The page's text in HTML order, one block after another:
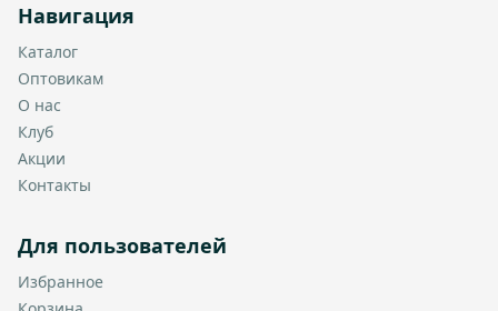
Навигация
Каталог
Оптовикам
О нас
Клуб
Акции
Контакты
Для пользователей
Избранное